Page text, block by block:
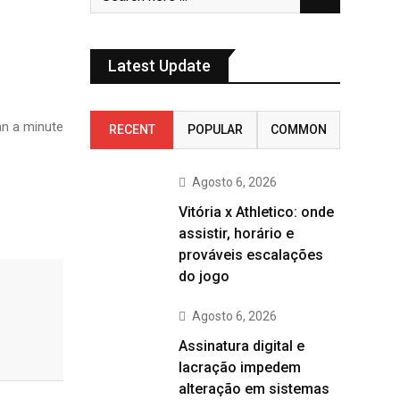
a minute
Latest Update
RECENT POPULAR COMMON
Agosto 6, 2026
Vitória x Athletico: onde
assistir, horário e
prováveis escalações
do jogo
Agosto 6, 2026
Assinatura digital e
lacração impedem
alteração em sistemas